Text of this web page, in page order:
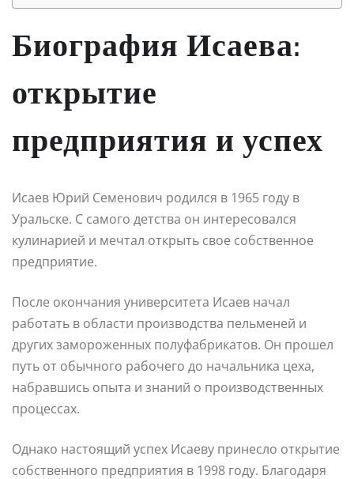
Биография Исаева:
открытие
предприятия и успех
Исаев Юрий Семенович родился в 1965 году в
Уральске. С самого детства он интересовался
кулинарией и мечтал открыть свое собственное
предприятие.
После окончания университета Исаев начал
работать в области производства пельменей и
других замороженных полуфабрикатов. Он прошел
путь от обычного рабочего до начальника цеха,
набравшись опыта и знаний о производственных
процессах.
Однако настоящий успех Исаеву принесло открытие
собственного предприятия в 1998 году. Благодаря